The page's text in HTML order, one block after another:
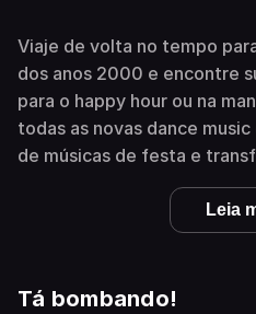
Viaje de volta no tempo
dos anos 2000 e encontre
para o happy hour ou na
todas as novas dance
de músicas de festa e
um clube. Este canal é tudo
adicionar um pouco de
longas e manhãs ainda mais longas.
listas de reprodução de
Leia
Tá bombando!